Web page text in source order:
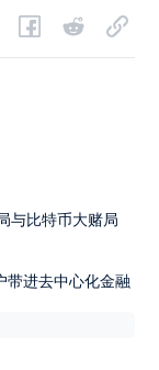
与比特币大赌局
带进去中心化金融